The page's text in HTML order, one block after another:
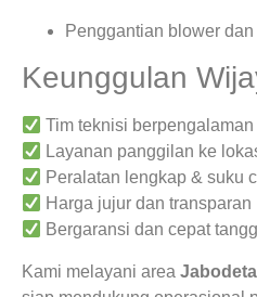
Penggantian blower
Keunggulan
Tim teknisi
Layanan panggilan ke
Peralatan lengkap & suku
Harga jujur dan transparan
Bergaransi dan cepat
Kami melayani area